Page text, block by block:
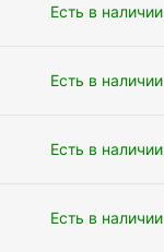
Есть в наличии
Есть в наличии
Есть в наличии
Есть в наличии